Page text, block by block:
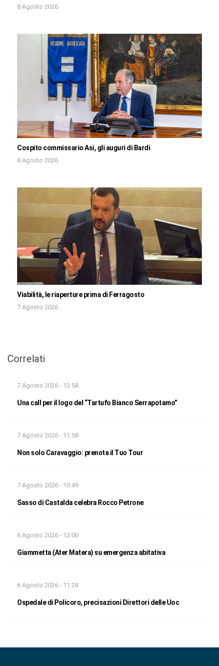
8 Agosto 2026
Cospito commissario Asi, gli auguri di Bardi
8 Agosto 2026
Viabilità, le riaperture prima di Ferragosto
7 Agosto 2026
Correlati
7 Agosto 2026 - 13:58
Una call per il logo del “Tartufo Bianco Serrapotamo”
7 Agosto 2026 - 11:58
Non solo Caravaggio: prenota il Tuo Tour
7 Agosto 2026 - 10:49
Sasso di Castalda celebra Rocco Petrone
6 Agosto 2026 - 12:00
Giammetta (Ater Matera) su emergenza abitativa
6 Agosto 2026 - 11:28
Ospedale di Policoro, precisazioni Direttori delle Uoc